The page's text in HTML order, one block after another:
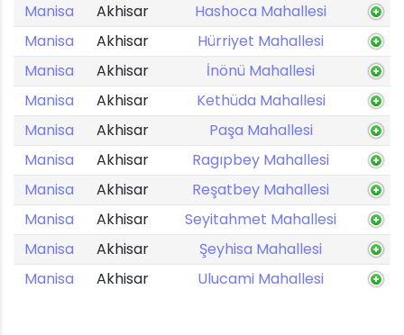
Manisa
Akhisar
Hashoca Mahallesi
Manisa
Akhisar
Hürriyet Mahallesi
Manisa
Akhisar
İnönü Mahallesi
Manisa
Akhisar
Kethüda Mahallesi
Manisa
Akhisar
Paşa Mahallesi
Manisa
Akhisar
Ragıpbey Mahallesi
Manisa
Akhisar
Reşatbey Mahallesi
Manisa
Akhisar
Seyitahmet Mahallesi
Manisa
Akhisar
Şeyhisa Mahallesi
Manisa
Akhisar Ulucami Mahallesi